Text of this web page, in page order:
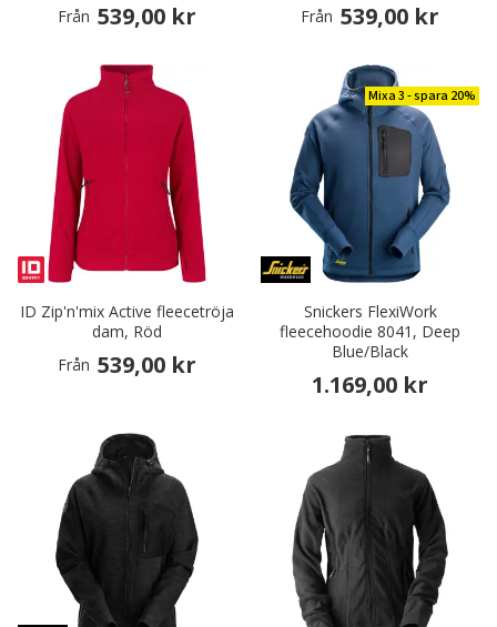
Från 539,00 kr
Från 539,00 kr
ID Zip'n'mix Active fleecetröja
dam, Röd
Från 539,00 kr
Mixa 3 - spara 20%
Snickers FlexiWork
fleecehoodie 8041, Deep
Blue/Black
1.169,00 kr